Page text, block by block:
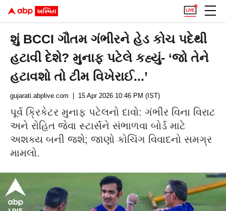
શું BCCI ગૌતમ ગંભીરને હેડ કોચ પદેથી
હટાવી દેશે? મુનાફ પટેલે કહ્યું- ‘જો તેને
હટાવશો તો ટીમ વિખેરાઈ...’
gujarati.abplive.com | 15 Apr 2026 10:46 PM (IST)
પૂર્વ ક્રિકેટર મુનાફ પટેલનો દાવો: ગંભીર વિના વિરાટ
અને રોહિત જેવા સ્ટાર્સને સંભાળવા બોર્ડ માટે
અશક્ય બની જશે; જાણો કોચિંગ વિવાદનો સમગ્ર
મામલો.